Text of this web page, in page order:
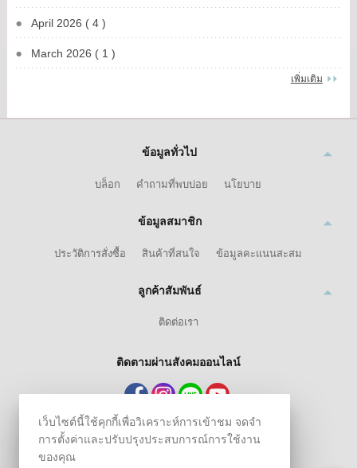
April 2026 ( 4 )
March 2026 ( 1 )
เพิ่มเติม
ข้อมูลทั่วไป
บล็อก คำถามที่พบบ่อย นโยบาย
ข้อมูลสมาชิก
ประวัติการสั่งซื้อ สินค้าที่สนใจ ข้อมูลคะแนนสะสม
ลูกค้าสัมพันธ์
ติดต่อเรา
ติดตามผ่านสังคมออนไลน์
เว็บไซต์นี้ใช้คุกกี้เพื่อวิเคราะห์การเข้าชม จดจำ
การตั้งค่าและปรับปรุงประสบการณ์การใช้งาน
ของคุณ